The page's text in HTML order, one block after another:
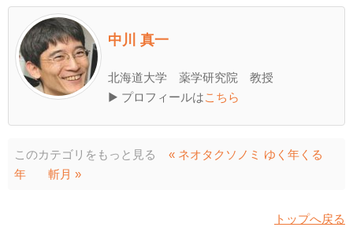
中川 真一
北海道大学 薬学研究院 教授
▶ プロフィールはこちら
このカテゴリをもっと見る
« ネオタクソノミ ゆく年くる
年
斬月 »
トップへ戻る